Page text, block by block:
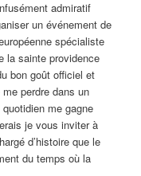
admiratif
un événement de
spécialiste
la sainte providence
bon goût officiel et
perdre dans un
me gagne
je vous inviter à
d’histoire que le
du temps où la